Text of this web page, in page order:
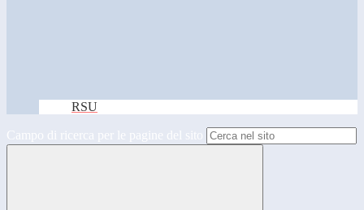
RSU
Campo di ricerca per le pagine del sito